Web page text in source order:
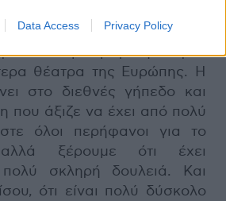
Data Access Privacy Policy
ενώ για το 2012-13 η
σε μια μεγάλη τουρνέ
θέατρα της Ευρώπης. Η
στο διεθνές γήπεδο και
που άξιζε να έχει από πολύ
όλοι περήφανοι για το
ξέρουμε ότι έχει
πολύ σκληρή δουλειά. Και
ότι είναι πολύ δύσκολο